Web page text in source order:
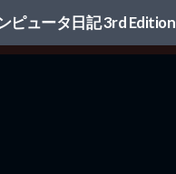
スキップ
ピュータ日記 3rd Edition